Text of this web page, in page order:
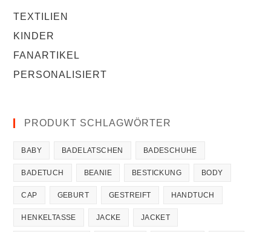
TEXTILIEN
KINDER
FANARTIKEL
PERSONALISIERT
PRODUKT SCHLAGWÖRTER
BABY BADELATSCHEN BADESCHUHE
BADETUCH BEANIE BESTICKUNG BODY
CAP GEBURT GESTREIFT HANDTUCH
HENKELTASSE JACKE JACKET